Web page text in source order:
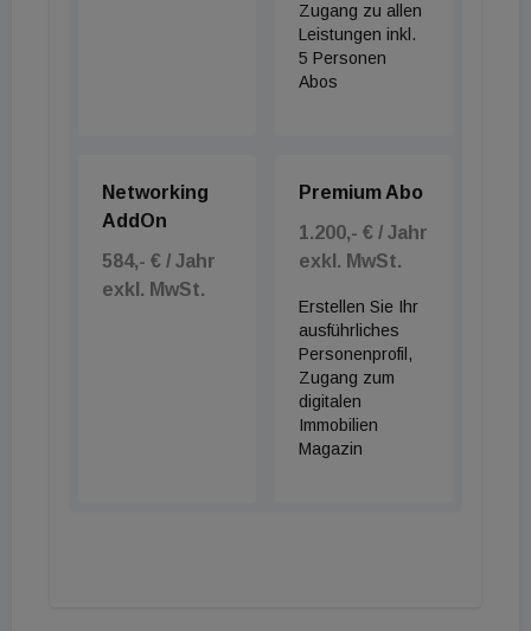
Zugang zu allen
Leistungen inkl.
5 Personen
Abos
Networking
AddOn
584,- € / Jahr
exkl. MwSt.
Premium Abo
1.200,- € / Jahr
exkl. MwSt.
Erstellen Sie Ihr
ausführliches
Personenprofil,
Zugang zum
digitalen
Immobilien
Magazin